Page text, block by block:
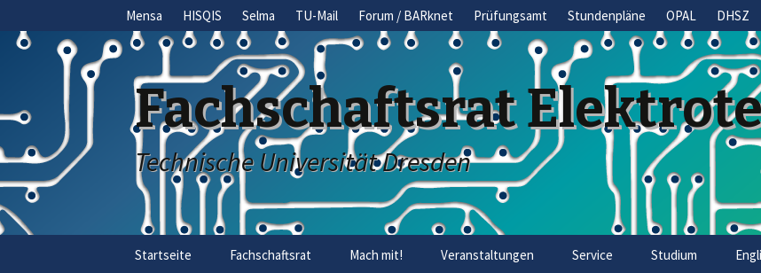
Mensa HISQIS Selma TU-Mail Forum / BARknet Prüfungsamt Stundenpläne OPAL DHSZ
Fachschaftsrat
Technische Universität Dresden
Startseite Fachschaftsrat Mach mit! Veranstaltungen Service Studium